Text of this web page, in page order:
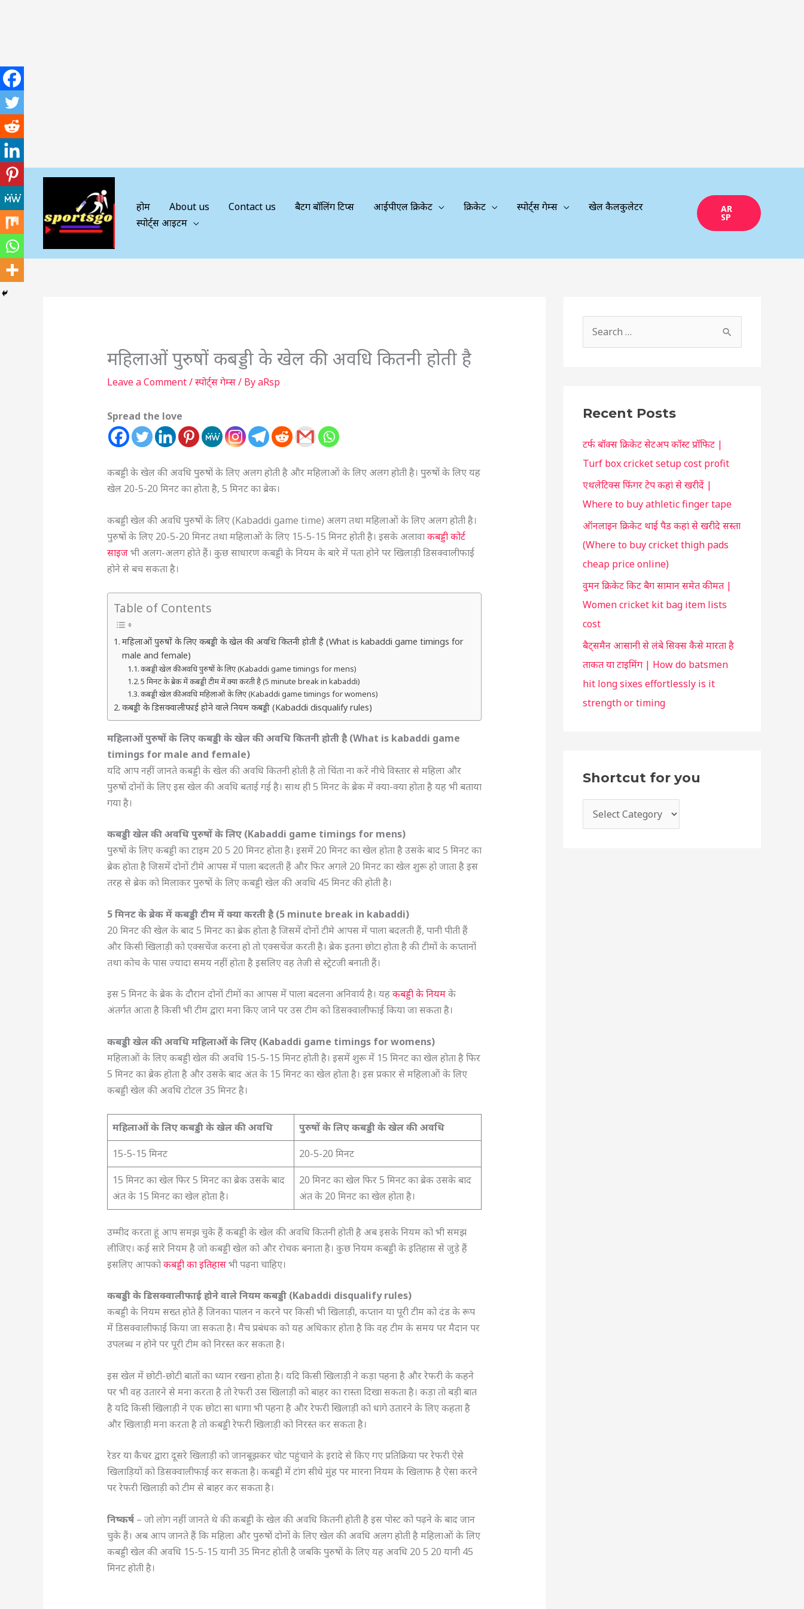
होम About us Contact us बैटिंग बॉलिंग टिप्स आईपीएल क्रिकेट क्रिकेट स्पोर्ट्स गेम्स
खेल कैलकुलेटर
स्पोर्ट्स आइटम
AR
SP
महिलाओं पुरुषों कबड्डी के खेल की अवधि कितनी होती है
Leave a Comment/स्पोर्ट्स गेम्स/ ByaRsp
Spread the love
कबड्डी के खेल की अवधि पुरुषों के लिए अलग होती है और महिलाओं के लिए अलग होती है। पुरुषों के लिए यह
खेल 20-5-20 मिनट का होता है, 5 मिनट का ब्रेक।
कबड्डी खेल की अवधि पुरुषों के लिए (Kabaddi game time) अलग तथा महिलाओं के लिए अलग होती है।
पुरुषों के लिए 20-5-20 मिनट तथा महिलाओं के लिए 15-5-15 मिनट होती है। इसके अलावाकबड्डी कोर्ट
साइजभी अलग-अलग होते हैं। कुछ साधारण कबड्डी के नियम के बारे में पता होने पर खिलाड़ी डिसक्वालीफाई
होने से बच सकता है।
Table of Contents
महिलाओं पुरुषों के लिए कबड्डी के खेल की अवधि कितनी होती है (What is kabaddi game timings for
male and female)
कबड्डी खेल की अवधि पुरुषों के लिए (Kabaddi game timings for mens)
5 मिनट के ब्रेक में कबड्डी टीम में क्या करती है (5 minute break in kabaddi)
कबड्डी खेल की अवधि महिलाओं के लिए (Kabaddi game timings for womens)
कबड्डी के डिसक्वालीफाई होने वाले नियम कबड्डी (Kabaddi disqualify rules)
महिलाओं पुरुषों के लिए कबड्डी के खेल की अवधि कितनी होती है (What is kabaddi game
timings for male and female)
यदि आप नहीं जानते कबड्डी के खेल की अवधि कितनी होती है तो चिंता ना करें नीचे विस्तार से महिला और
पुरुषों दोनों के लिए इस खेल की अवधि बताई गई है। साथ ही 5 मिनट के ब्रेक में क्या-क्या होता है यह भी बताया
गया है।
कबड्डी खेल की अवधि पुरुषों के लिए (Kabaddi game timings for mens)
पुरुषों के लिए कबड्डी का टाइम 20 5 20 मिनट होता है। इसमें 20 मिनट का खेल होता है उसके बाद 5 मिनट का
ब्रेक होता है जिसमें दोनों टीमे आपस में पाला बदलती हैं और फिर अगले 20 मिनट का खेल शुरू हो जाता है इस
तरह से ब्रेक को मिलाकर पुरुषों के लिए कबड्डी खेल की अवधि 45 मिनट की होती है।
5 मिनट के ब्रेक में कबड्डी टीम में क्या करती है (5 minute break in kabaddi)
20 मिनट की खेल के बाद 5 मिनट का ब्रेक होता है जिसमें दोनों टीमे आपस में पाला बदलती हैं, पानी पीती हैं
और किसी खिलाड़ी को एक्सचेंज करना हो तो एक्सचेंज करती है। ब्रेक इतना छोटा होता है की टीमों के कप्तानों
तथा कोच के पास ज्यादा समय नहीं होता है इसलिए वह तेजी से स्ट्रेटजी बनाती हैं।
इस 5 मिनट के ब्रेक के दौरान दोनों टीमों का आपस में पाला बदलना अनिवार्य है। यहकबड्डी के नियमके
अंतर्गत आता है किसी भी टीम द्वारा मना किए जाने पर उस टीम को डिसक्वालीफाई किया जा सकता है।
कबड्डी खेल की अवधि महिलाओं के लिए (Kabaddi game timings for womens)
महिलाओं के लिए कबड्डी खेल की अवधि 15-5-15 मिनट होती है। इसमें शुरू में 15 मिनट का खेल होता है फिर
5 मिनट का ब्रेक होता है और उसके बाद अंत के 15 मिनट का खेल होता है। इस प्रकार से महिलाओं के लिए
कबड्डी खेल की अवधि टोटल 35 मिनट है।
महिलाओं के लिए कबड्डी के खेल की अवधि
पुरुषों के लिए कबड्डी के खेल की अवधि
15-5-15 मिनट
20-5-20 मिनट
15 मिनट का खेल फिर 5 मिनट का ब्रेक उसके बाद
अंत के 15 मिनट का खेल होता है।
20 मिनट का खेल फिर 5 मिनट का ब्रेक उसके बाद
अंत के 20 मिनट का खेल होता है।
उम्मीद करता हूं आप समझ चुके हैं कबड्डी के खेल की अवधि कितनी होती है अब इसके नियम को भी समझ
लीजिए। कई सारे नियम है जो कबड्डी खेल को और रोचक बनाता है। कुछ नियम कबड्डी के इतिहास से जुड़े हैं
इसलिए आपकोकबड्डी का इतिहासभी पढ़ना चाहिए।
कबड्डी के डिसक्वालीफाई होने वाले नियम कबड्डी (Kabaddi disqualify rules)
कबड्डी के नियम सख्त होते हैं जिनका पालन न करने पर किसी भी खिलाड़ी, कप्तान या पूरी टीम को दंड के रूप
में डिसक्वालीफाई किया जा सकता है। मैच प्रबंधक को यह अधिकार होता है कि वह टीम के समय पर मैदान पर
उपलब्ध न होने पर पूरी टीम को निरस्त कर सकता है।
इस खेल में छोटी-छोटी बातों का ध्यान रखना होता है। यदि किसी खिलाड़ी ने कड़ा पहना है और रेफरी के कहने
पर भी वह उतारने से मना करता है तो रेफरी उस खिलाड़ी को बाहर का रास्ता दिखा सकता है। कड़ा तो बड़ी बात
है यदि किसी खिलाड़ी ने एक छोटा सा धागा भी पहना है और रेफरी खिलाड़ी को धागे उतारने के लिए कहता है
और खिलाड़ी मना करता है तो कबड्डी रेफरी खिलाड़ी को निरस्त कर सकता है।
रेडर या कैचर द्वारा दूसरे खिलाड़ी को जानबूझकर चोट पहुंचाने के इरादे से किए गए प्रतिक्रिया पर रेफरी ऐसे
खिलाड़ियों को डिसक्वालीफाई कर सकता है। कबड्डी में टांग सीधे मुंह पर मारना नियम के खिलाफ है ऐसा करने
पर रेफरी खिलाड़ी को टीम से बाहर कर सकता है।
निष्कर्ष – जो लोग नहीं जानते थे की कबड्डी के खेल की अवधि कितनी होती है इस पोस्ट को पढ़ने के बाद जान
चुके हैं। अब आप जानते हैं कि महिला और पुरुषों दोनों के लिए खेल की अवधि अलग होती है महिलाओं के लिए
कबड्डी खेल की अवधि 15-5-15 यानी 35 मिनट होती है जबकि पुरुषों के लिए यह अवधि 20 5 20 यानी 45
मिनट होती है।
c
f
o
r
:
Recent Posts
टर्फ बॉक्स क्रिकेट सेटअप कॉस्ट प्रॉफिट |
Turf box cricket setup cost profit
एथलेटिक्स फिंगर टेप कहां से खरीदें |
Where to buy athletic finger tape
ऑनलाइन क्रिकेट थाई पैड कहां से खरीदे सस्ता
(Where to buy cricket thigh pads
cheap price online)
वुमन क्रिकेट किट बैग सामान समेत कीमत |
Women cricket kit bag item lists
cost
बैट्समैन आसानी से लंबे सिक्स कैसे मारता है
ताकत या टाइमिंग | How do batsmen
hit long sixes effortlessly is it
strength or timing
Shortcut for you
o
u
t
f
r